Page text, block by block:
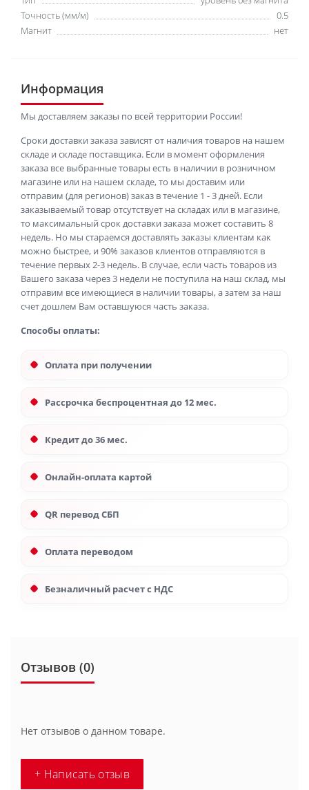
Точность (мм/м)
0.5
Магнит
нет
Информация
Мы доставляем заказы по всей территории России!
Сроки доставки заказа зависят от наличия товаров на нашем
складе и складе поставщика. Если в момент оформления
заказа все выбранные товары есть в наличии в розничном
магазине или на нашем складе, то мы доставим или
отправим (для регионов) заказ в течение 1 - 3 дней. Если
заказываемый товар отсутствует на складах или в магазине,
то максимальный срок доставки заказа может составить 8
недель. Но мы стараемся доставлять заказы клиентам как
можно быстрее, и 90% заказов клиентов отправляются в
течение первых 2-3 недель. В случае, если часть товаров из
Вашего заказа через 3 недели не поступила на наш склад, мы
отправим все имеющиеся в наличии товары, а затем за наш
счет дошлем Вам оставшуюся часть заказа.
Способы оплаты:
Оплата при получении
Рассрочка беспроцентная до 12 мес.
Кредит до 36 мес.
Онлайн-оплата картой
QR перевод СБП
Оплата переводом
Безналичный расчет с НДС
Отзывов (0)
Нет отзывов о данном товаре.
+ Написать отзыв